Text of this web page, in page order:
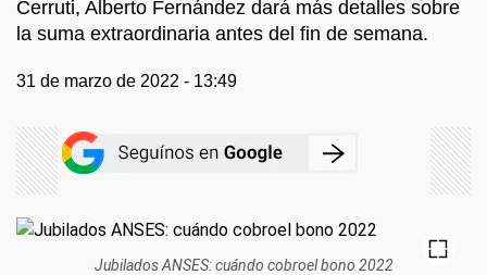
Cerruti, Alberto Fernández dará más detalles sobre
la suma extraordinaria antes del fin de semana.
31 de marzo de 2022 - 13:49
Jubilados ANSES: cuándo cobroel bono 2022